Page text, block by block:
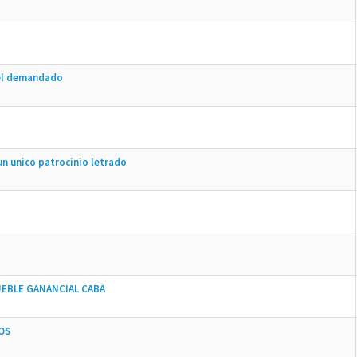
demandado
unico patrocinio letrado
GANANCIAL CABA